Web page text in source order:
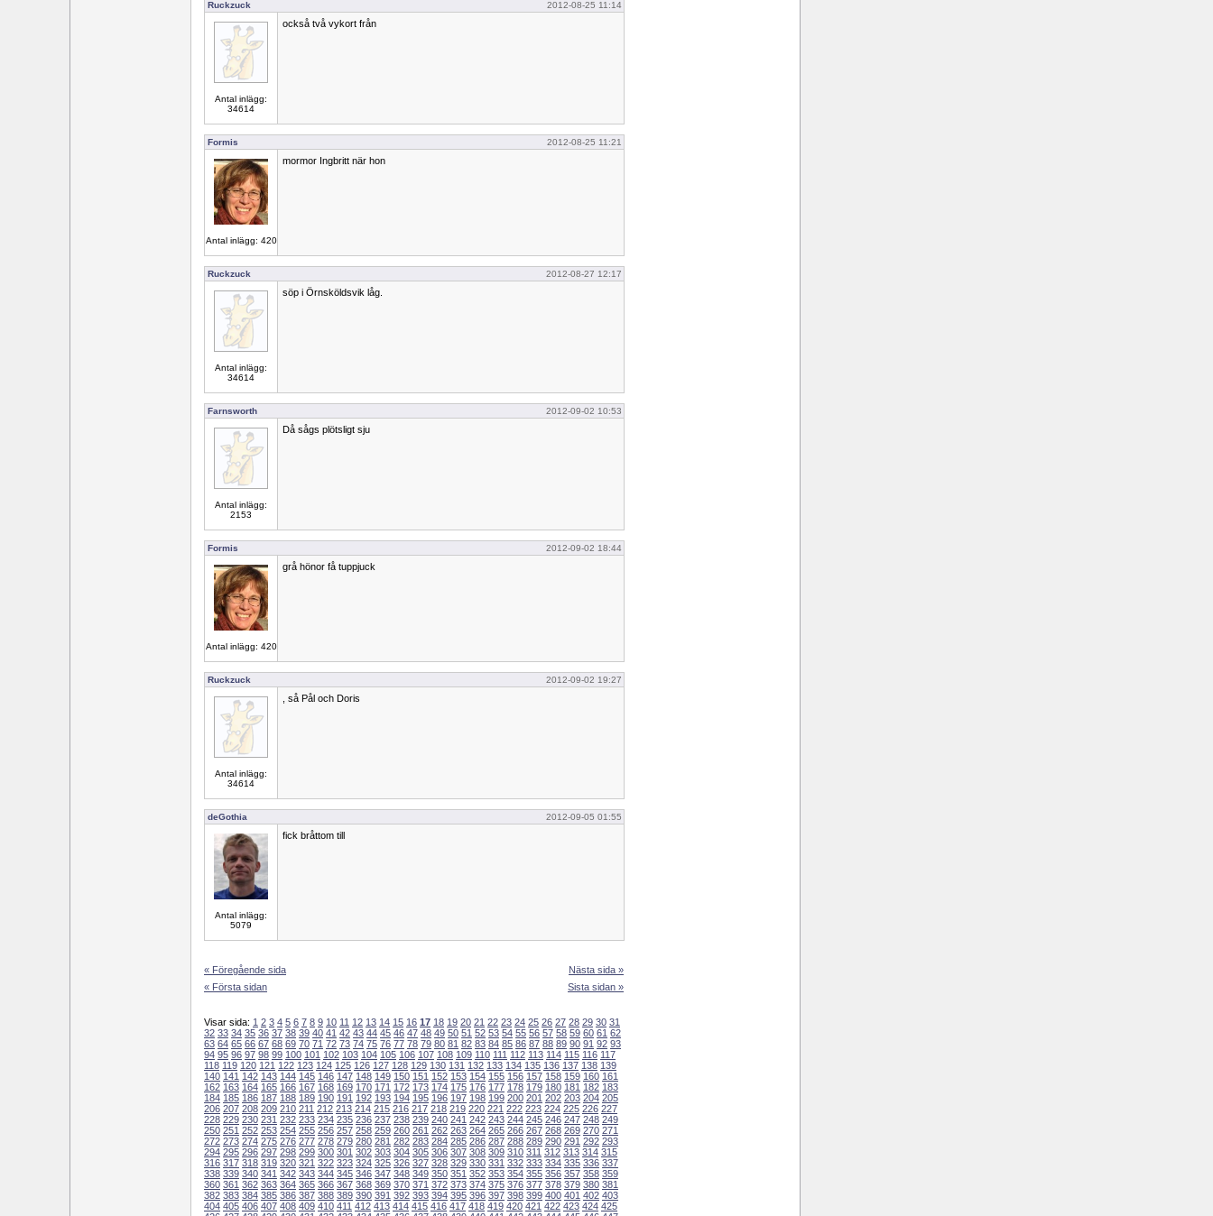
Ruckzuck 2012-08-25 11:14
Antal inlägg:
34614
också två vykort från
Formis 2012-08-25 11:21
Antal inlägg: 420
mormor Ingbritt när hon
Ruckzuck 2012-08-27 12:17
Antal inlägg:
34614
söp i Örnsköldsvik låg.
Farnsworth 2012-09-02 10:53
Antal inlägg:
2153
Då sågs plötsligt sju
Formis 2012-09-02 18:44
Antal inlägg: 420
grå hönor få tuppjuck
Ruckzuck 2012-09-02 19:27
Antal inlägg:
34614
, så Pål och Doris
deGothia 2012-09-05 01:55
Antal inlägg:
5079
fick bråttom till
« Föregående sida
« Första sidan
Nästa sida »
Sista sidan »
Visar sida: 1 2 3 4 5 6 7 8 9 10 11 12 13 14 15 16 17 18 19 20 21 22 23 24 25 26 27 28 29 30 31
32 33 34 35 36 37 38 39 40 41 42 43 44 45 46 47 48 49 50 51 52 53 54 55 56 57 58 59 60 61 62
63 64 65 66 67 68 69 70 71 72 73 74 75 76 77 78 79 80 81 82 83 84 85 86 87 88 89 90 91 92 93
94 95 96 97 98 99 100 101 102 103 104 105 106 107 108 109 110 111 112 113 114 115 116 117
118 119 120 121 122 123 124 125 126 127 128 129 130 131 132 133 134 135 136 137 138 139
140 141 142 143 144 145 146 147 148 149 150 151 152 153 154 155 156 157 158 159 160 161
162 163 164 165 166 167 168 169 170 171 172 173 174 175 176 177 178 179 180 181 182 183
184 185 186 187 188 189 190 191 192 193 194 195 196 197 198 199 200 201 202 203 204 205
206 207 208 209 210 211 212 213 214 215 216 217 218 219 220 221 222 223 224 225 226 227
228 229 230 231 232 233 234 235 236 237 238 239 240 241 242 243 244 245 246 247 248 249
250 251 252 253 254 255 256 257 258 259 260 261 262 263 264 265 266 267 268 269 270 271
272 273 274 275 276 277 278 279 280 281 282 283 284 285 286 287 288 289 290 291 292 293
294 295 296 297 298 299 300 301 302 303 304 305 306 307 308 309 310 311 312 313 314 315
316 317 318 319 320 321 322 323 324 325 326 327 328 329 330 331 332 333 334 335 336 337
338 339 340 341 342 343 344 345 346 347 348 349 350 351 352 353 354 355 356 357 358 359
360 361 362 363 364 365 366 367 368 369 370 371 372 373 374 375 376 377 378 379 380 381
382 383 384 385 386 387 388 389 390 391 392 393 394 395 396 397 398 399 400 401 402 403
404 405 406 407 408 409 410 411 412 413 414 415 416 417 418 419 420 421 422 423 424 425